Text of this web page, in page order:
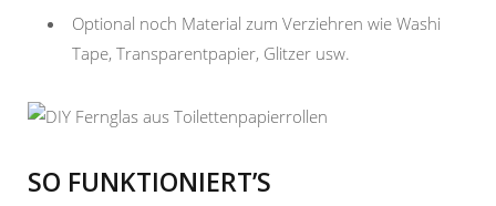
Optional noch Material zum Verziehren wie Washi
Tape, Transparentpapier, Glitzer usw.
SO FUNKTIONIERT’S